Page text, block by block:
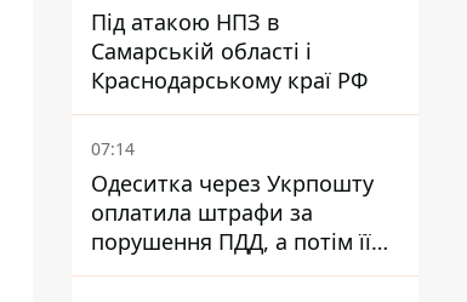
Під атакою НПЗ в
Самарській області і
Краснодарському краї РФ
07:14
Одеситка через Укрпошту
оплатила штрафи за
порушення ПДД, а потім її
рахунки заблокували - в